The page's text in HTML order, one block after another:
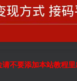
不要添加本站教程